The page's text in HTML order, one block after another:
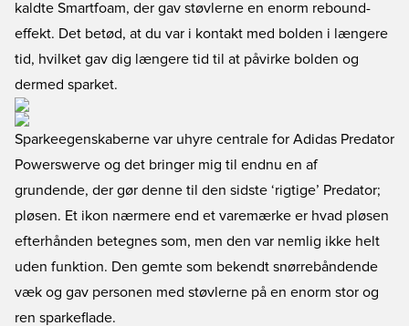
kaldte Smartfoam, der gav støvlerne en enorm rebound-
effekt. Det betød, at du var i kontakt med bolden i længere
tid, hvilket gav dig længere tid til at påvirke bolden og
dermed sparket.
Sparkeegenskaberne var uhyre centrale for Adidas Predator
Powerswerve og det bringer mig til endnu en af
grundende, der gør denne til den sidste ‘rigtige’ Predator;
pløsen. Et ikon nærmere end et varemærke er hvad pløsen
efterhånden betegnes som, men den var nemlig ikke helt
uden funktion. Den gemte som bekendt snørrebåndende
væk og gav personen med støvlerne på en enorm stor og
ren sparkeflade.